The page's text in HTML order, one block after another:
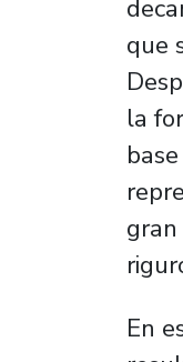
que
la
En